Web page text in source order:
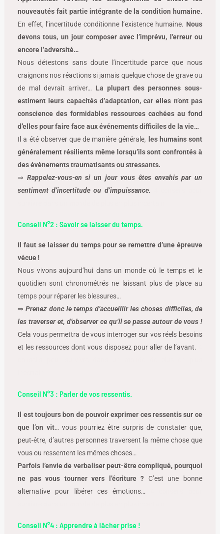
nouveautés fait partie intégrante de la condition humaine.
En effet, l’incertitude conditionne l’existence humaine. Nous
devons tous, un jour composer avec l’imprévu, l’erreur ou
encore l’adversité…
Nous détestons sans doute l’incertitude parce que nous
craignons nos réactions si jamais quelque chose de grave ou
de mal devrait arriver… La plupart des personnes sous-
estiment leurs capacités d’adaptation, car elles n’ont pas
conscience des formidables ressources cachées au fond
d’elles pour faire face aux événements difficiles de la vie…
Il a été observer que de manière générale,
les humains sont
généralement résilients même lorsqu’ils sont confrontés à
des évènements traumatisants ou stressants.
⇒ Rappelez-vous-en si un jour vous êtes envahis par un
sentiment d’incertitude ou d’impuissance.
Conseil N°2 : Savoir se laisser du temps.
Il faut se laisser du temps pour se remettre d’une épreuve
vécue !
Nous vivons aujourd’hui dans un monde où le temps et le
quotidien sont chronométrés ne laissant plus de place au
temps pour réparer les blessures…
⇒Prenez donc le temps d’accueillir les choses difficiles, de
les traverser et, d’observer ce qu’il se passe autour de vous !
Cela vous permettra de vous interroger sur vos réels besoins
et les ressources dont vous disposez pour aller de l’avant.
Conseil N°3 : Parler de vos ressentis.
Il est toujours bon de pouvoir exprimer ces ressentis sur ce
que l’on vit… vous pourriez être surpris de constater que,
peut-être, d’autres personnes traversent la même chose que
vous ou ressentent les mêmes choses…
Parfois l’envie de verbaliser peut-être compliqué, pourquoi
ne pas vous tourner vers l’écriture ? C’est une bonne
alternative pour libérer ces émotions…4 conseils pour
Conseil N°4 : Apprendre à lâcher prise !